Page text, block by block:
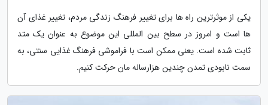
یکی از موثرترین راه ها برای تغییر فرهنگ زندگی مردم، تغییر غذای آن
ها است و امروز در سطح بین المللی این موضوع به عنوان یک متد
ثابت شده است. یعنی ممکن است با فراموشی فرهنگ غذایی سنتی، به
سمت نابودی تمدن چندین هزارساله مان حرکت کنیم.